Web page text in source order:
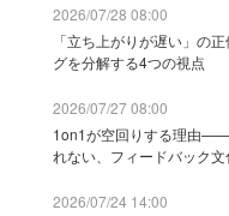
2026/07/28 08:00
「立ち上がりが遅い」の
グを分解する4つの視点
2026/07/27 08:00
1on1が空回りする理由
れない、フィードバック
2026/07/24 14:00